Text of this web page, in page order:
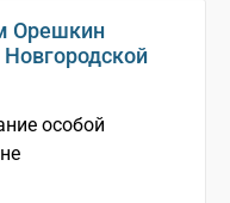
Орешкин
особой